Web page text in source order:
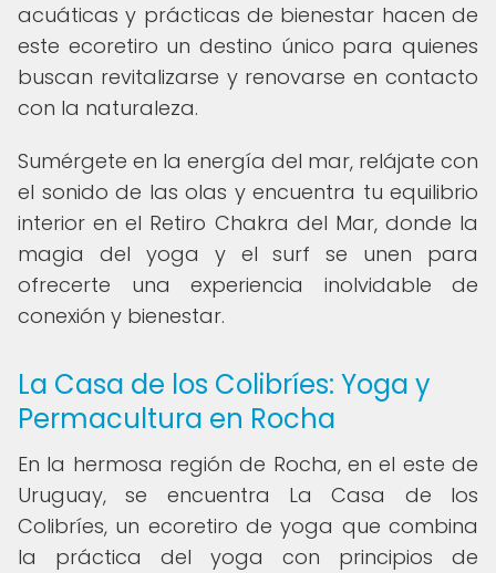
acuáticas y prácticas de bienestar hacen de
este ecoretiro un destino único para quienes
buscan revitalizarse y renovarse en contacto
con la naturaleza.
Sumérgete en la energía del mar, relájate con
el sonido de las olas y encuentra tu equilibrio
interior en el Retiro Chakra del Mar, donde la
magia del yoga y el surf se unen para
ofrecerte una experiencia inolvidable de
conexión y bienestar.
La Casa de los Colibríes: Yoga y
Permacultura en Rocha
En la hermosa región de Rocha, en el este de
Uruguay, se encuentra La Casa de los
Colibríes, un ecoretiro de yoga que combina
la práctica del yoga con principios de